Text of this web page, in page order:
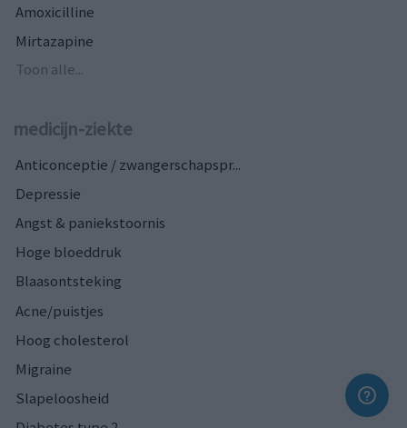
Amoxicilline
Mirtazapine
Toon alle...
medicijn-ziekte
Anticonceptie / zwangerschapspr...
Depressie
Angst & paniekstoornis
Hoge bloeddruk
Blaasontsteking
Acne/puistjes
Hoog cholesterol
Migraine
Slapeloosheid